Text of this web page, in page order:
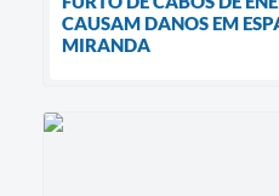
CAUSAM DANOS EM
MIRANDA